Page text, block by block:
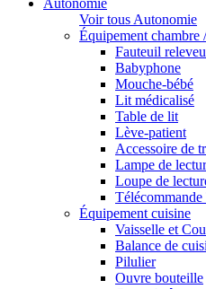
Autonomie
Voir tous Autonomie
Équipement chambre
Fauteuil
Babyphone
Mouche-bébé
Lit médicalisé
Table de lit
Lève-patient
Accessoire de
Lampe de
Loupe de
Équipement cuisine
Vaisselle et
Balance de
Pilulier
Ouvre bouteille